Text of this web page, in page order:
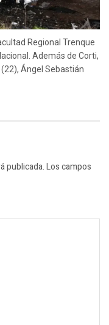
Regional Trenque
Además de Corti,
Ángel Sebastián
publicada.Los campos